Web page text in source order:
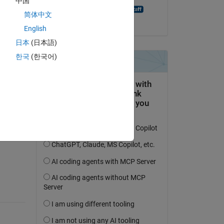
am 20 Aug. 2021
简体中文
English
日本 (日本語)
한국 (한국어)